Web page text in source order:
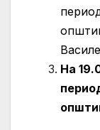
На